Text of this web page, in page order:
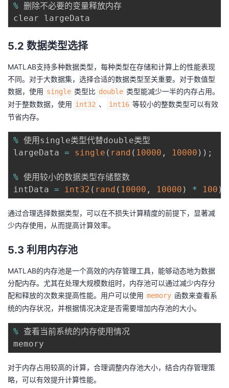
% 删除不必要的变量释放内存
5.2 数据类型选择
MATLAB支持多种数据类型，每种类型在存储和计算上的性能表现
不同。对于大数据集，选择合适的数据类型至关重要。对于数值型
数据，使用 single 类型比 double 类型能减少一半的内存占用。
对于整数数据，使用 int32 、 int16 等较小的整数类型可以有效
节省内存。
% 使用single类型代替double类型
largeData = single ( rand ( 10000 , 10000 ) ) ;
% 使用较小的数据类型存储整数
intData = int32 ( rand ( 10000 , 10000 ) * 100 )
通过合理选择数据类型，可以在不损失计算精度的前提下，显著减
少内存使用，从而提高计算效率。
5.3 利用内存池
MATLAB的内存池是一个高效的内存管理工具，能够动态地为数据
分配内存。尤其在处理大规模数组时，内存池可以通过减少内存分
配和释放的次数来提高性能。用户可以使用 memory 函数来查看系
统的内存状况，并根据情况决定是否需要增加内存池的大小。
% 查看当前系统的内存使用情况
对于内存占用较高的计算，合理调整内存池大小，结合内存管理策
略，可以有效提升计算性能。